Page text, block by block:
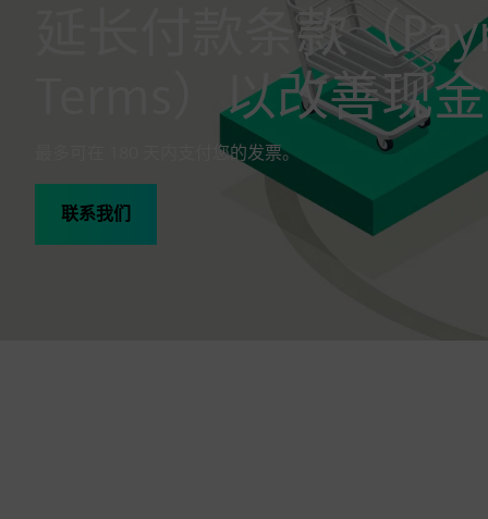
延长付款条款（
Terms）以改善现
最多可在 180 天内支付您的发票。
联系我们